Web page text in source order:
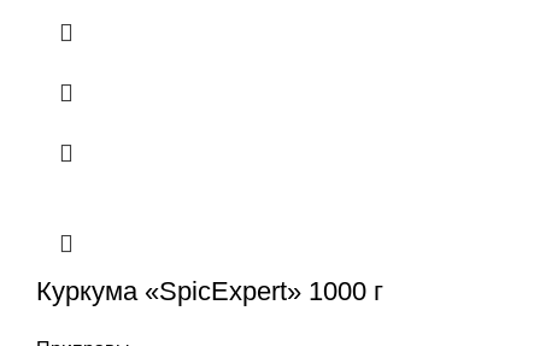
Куркума «SpicExpert» 1000 г